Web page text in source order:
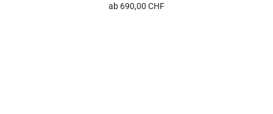
ab 690,00 CHF